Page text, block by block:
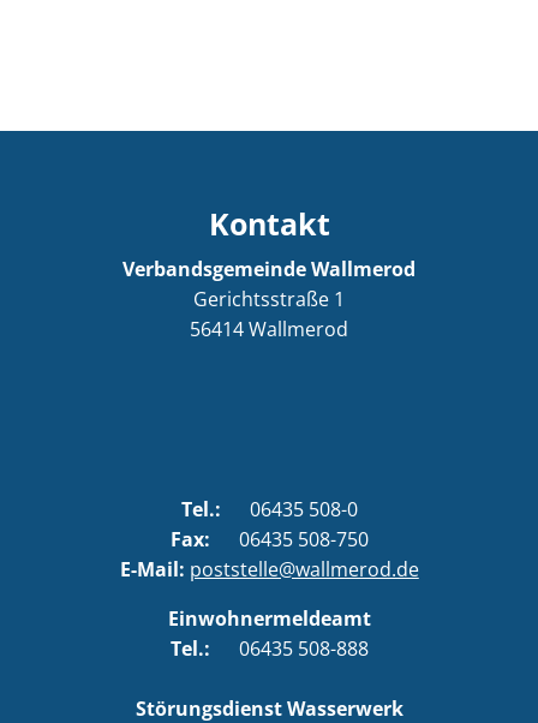
Kontakt
Verbandsgemeinde Wallmerod
Gerichtsstraße 1
56414Wallmerod
Tel.:
06435 508-0
Fax: 06435 508-750
E-Mail: poststelle@wallmerod.de
Einwohnermeldeamt
Tel.: 06435 508-888
Störungsdienst Wasserwerk